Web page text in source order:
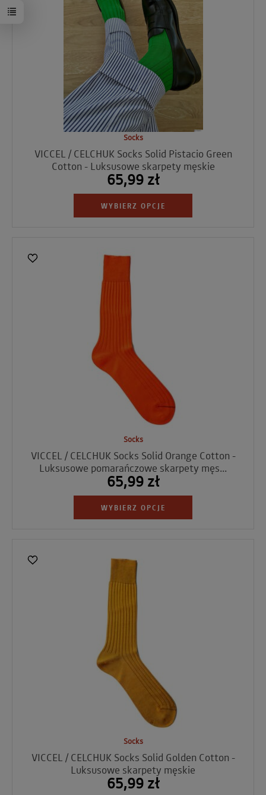
Socks
VICCEL / CELCHUK Socks Solid Pistacio Green
Cotton - Luksusowe skarpety męskie
65,99 zł
WYBIERZ OPCJE
Socks
VICCEL / CELCHUK Socks Solid Orange Cotton -
Luksusowe pomarańczowe skarpety męs...
65,99 zł
WYBIERZ OPCJE
Socks
VICCEL / CELCHUK Socks Solid Golden Cotton -
Luksusowe skarpety męskie
65,99 zł